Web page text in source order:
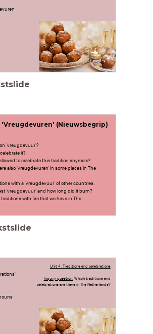
(Nieuwsbegrip)
'vreugdevuur'?
it?
to celebrate this tradition anymore?
also 'vreugdevuren' in some places in The
with a 'vreugdevuur' of other countries.
'vreugdevuur' and how long did it burn?
traditions with fire that we have in The
Unit 4: Traditions and celebrations
Inquiry question:Which traditions and
celebrations are there in The Netherlands?